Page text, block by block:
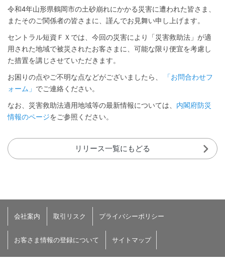
令和4年山形県鶴岡市の土砂崩れにかかる災害に遭われた皆さま、
またそのご関係者の皆さまに、謹んでお見舞い申し上げます。
セントラル短資ＦＸでは、今回の災害により「災害救助法」が適
用された地域で被災されたお客さまに、可能な限り便宜を考慮し
た措置を講じさせていただきます。
お困りの点やご不明な点などがございましたら、
「お問合わせフ
ォーム」 でご連絡ください。
なお、災害救助法適用地域等の最新情報については、 内閣府防災
情報のページをご参照ください。
リリース一覧にもどる
会社案内 取引リスク プライバシーポリシー
お客さま情報の登録について サイトマップ